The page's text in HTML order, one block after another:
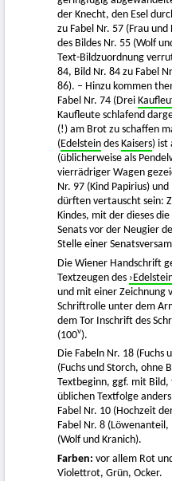
der Knecht, den Esel
zu Fabel Nr. 57 (Frau
des Bildes Nr. 55 (Wolf
Text-Bildzuordnung
84, Bild Nr. 84 zu Fabel
86). – Hinzu kommen
Fabel Nr. 74 (Drei
Kaufleute schlafend
(!) am Brot zu schaffen
(Edelstein des Kaisers) ist
(üblicherweise als
vierrädriger Wagen
Nr. 97 (Kind Papirius)
dürften vertauscht sein:
Kindes, mit der dieses
Senats vor der Neugier
Stelle einer
Die Wiener Handschrift
Textzeugen des
und mit einer Zeichnung
Schriftrolle unter dem
dem Tor Inschrift des
(100v).
Die Fabeln Nr. 18 (Fuchs
(Fuchs und Storch, ohne
Textbeginn, ggf. mit
üblichen Textfolge
Fabel Nr. 10 (Hochzeit
Fabel Nr. 8
(Wolf und Kranich).
Farben: vor allem Rot
Violettrot, Grün, Ocker.